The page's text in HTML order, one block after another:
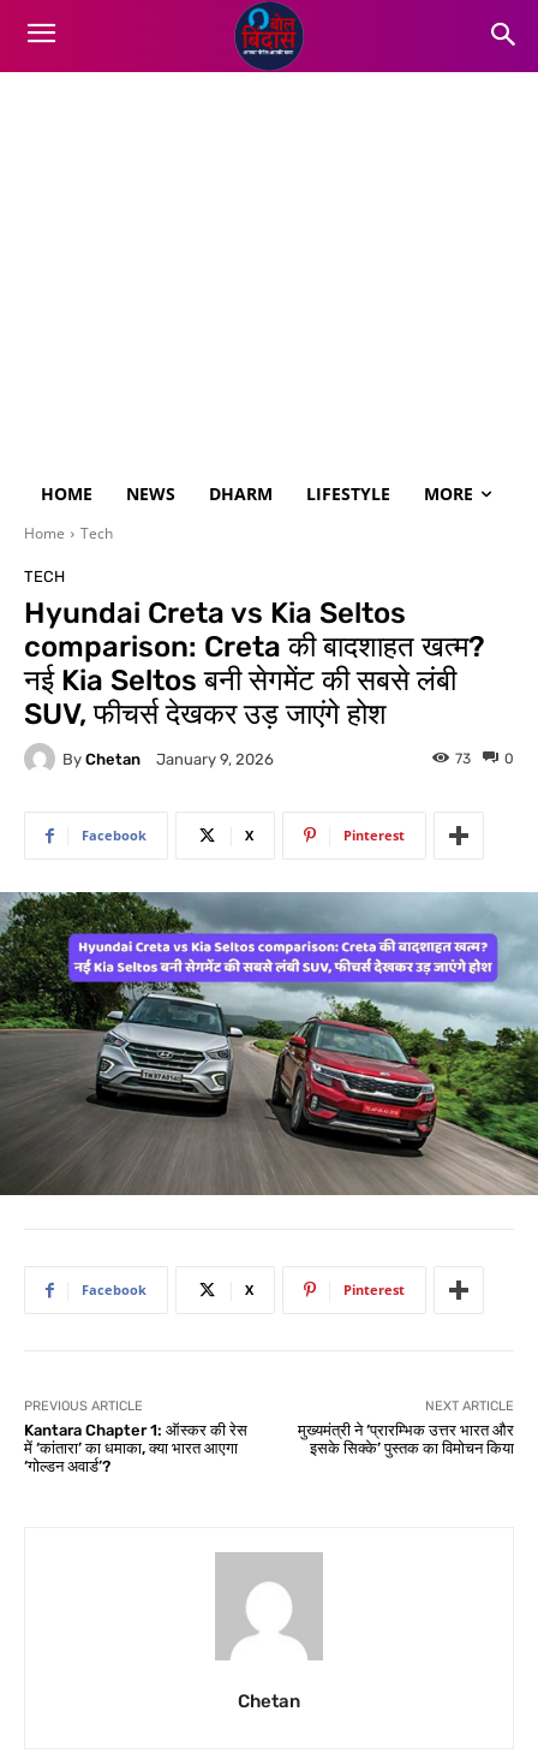
HOME NEWS DHARM LIFESTYLE MORE
Home Tech
TECH
Hyundai Creta vs Kia Seltos
comparison: Creta की बादशाहत खत्म?
नई Kia Seltos बनी सेगमेंट की सबसे लंबी
SUV, फीचर्स देखकर उड़ जाएंगे होश
By Chetan January 9, 2026 0
73
Facebook X Pinterest
Facebook X Pinterest
PREVIOUS ARTICLE
Kantara Chapter 1: ऑस्कर की रेस
में ‘कांतारा’ का धमाका, क्या भारत आएगा
‘गोल्डन अवार्ड’?
NEXT ARTICLE
मुख्यमंत्री ने ‘प्रारम्भिक उत्तर भारत और
इसके सिक्के’ पुस्तक का विमोचन किया
Chetan